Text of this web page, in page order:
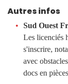
Autres infos
Sud Ouest
Les licenciés
s'inscrire,
avec
docs en